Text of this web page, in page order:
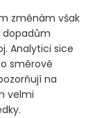
změnám však
dopadům
Analytici sice
směrově
na
velmi